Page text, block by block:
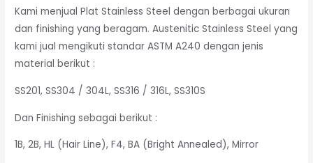
Kami menjual Plat Stainless Steel dengan berbagai ukuran
dan finishing yang beragam. Austenitic Stainless Steel yang
kami jual mengikuti standar ASTM A240 dengan jenis
material berikut :
SS201, SS304 / 304L, SS316 / 316L, SS310S
Dan Finishing sebagai berikut :
1B, 2B, HL (Hair Line), F4, BA (Bright Annealed), Mirror